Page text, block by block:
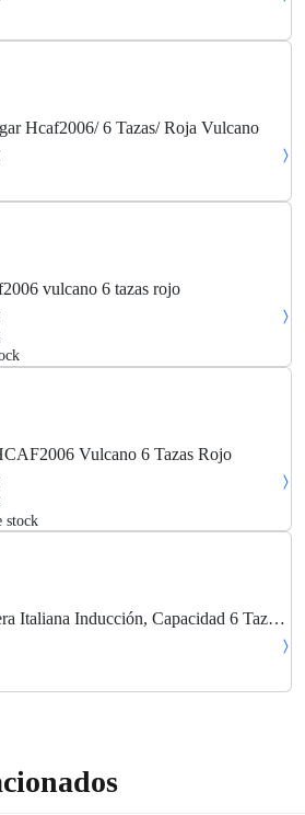
Hcaf2006/ 6 Tazas/ Roja Vulcano
vulcano 6 tazas rojo
Vulcano 6 Tazas Rojo
stock
Italiana Inducción, Capacidad 6 Tazas,